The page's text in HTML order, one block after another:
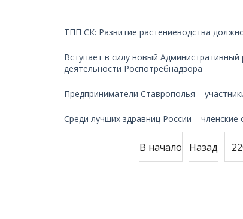
ТПП СК: Развитие растениеводства
Вступает в силу новый
деятельности Роспотребнадзора
Предприниматели Ставрополья –
Среди лучших здравниц России –
В начало Назад